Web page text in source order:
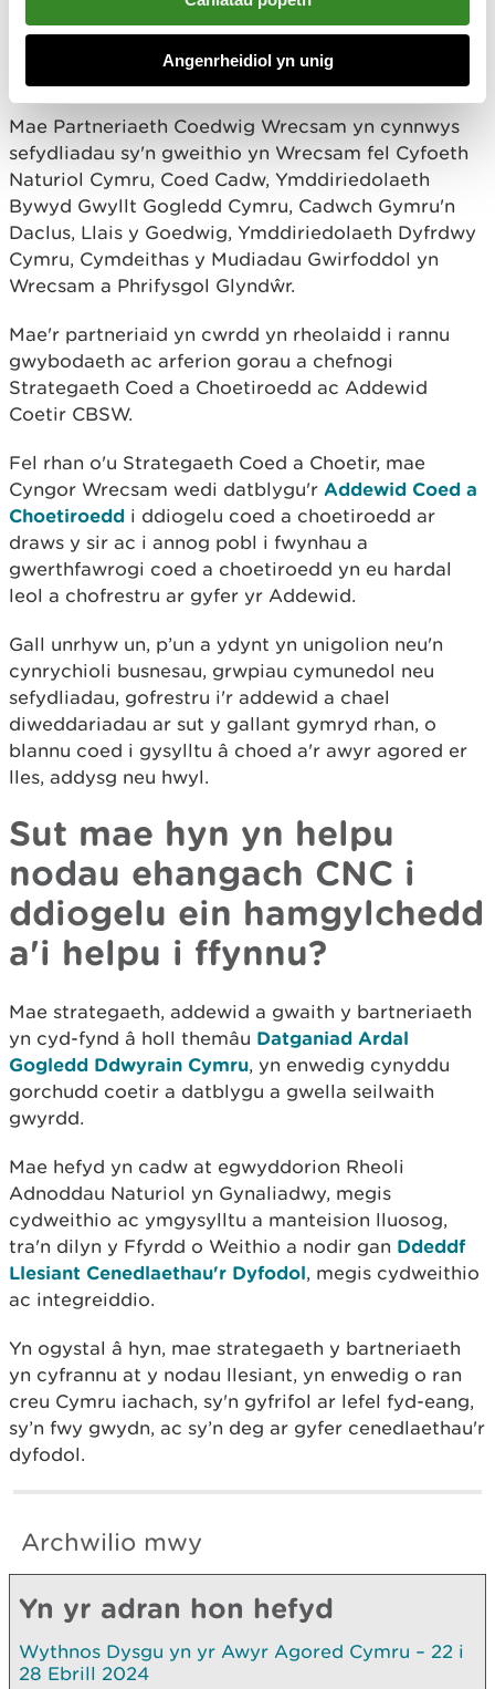
Angenrheidiol yn unig
Wrecsam, gyda chefnogaeth Cronfa Coed Brys
Coed Cadw, a ddyfarnwyd i Gyngor Bwrdeistref
Sirol Wrecsam (CBSW).
Mae Partneriaeth Coedwig Wrecsam yn cynnwys
sefydliadau sy'n gweithio yn Wrecsam fel Cyfoeth
Naturiol Cymru, Coed Cadw, Ymddiriedolaeth
Bywyd Gwyllt Gogledd Cymru, Cadwch Gymru'n
Daclus, Llais y Goedwig, Ymddiriedolaeth Dyfrdwy
Cymru, Cymdeithas y Mudiadau Gwirfoddol yn
Wrecsam a Phrifysgol Glyndŵr.
Mae'r partneriaid yn cwrdd yn rheolaidd i rannu
gwybodaeth ac arferion gorau a chefnogi
Strategaeth Coed a Choetiroedd ac Addewid
Coetir CBSW.
Fel rhan o'u Strategaeth Coed a Choetir, mae
Cyngor Wrecsam wedi datblygu'r Addewid Coed a
Choetiroedd i ddiogelu coed a choetiroedd ar
draws y sir ac i annog pobl i fwynhau a
gwerthfawrogi coed a choetiroedd yn eu hardal
leol a chofrestru ar gyfer yr Addewid.
Gall unrhyw un, p’un a ydynt yn unigolion neu'n
cynrychioli busnesau, grwpiau cymunedol neu
sefydliadau, gofrestru i'r addewid a chael
diweddariadau ar sut y gallant gymryd rhan, o
blannu coed i gysylltu â choed a'r awyr agored er
lles, addysg neu hwyl.
Sut mae hyn yn helpu
nodau ehangach CNC i
ddiogelu ein hamgylchedd
a'i helpu i ffynnu?
Mae strategaeth, addewid a gwaith y bartneriaeth
yn cyd-fynd â holl themâu Datganiad Ardal
Gogledd Ddwyrain Cymru, yn enwedig cynyddu
gorchudd coetir a datblygu a gwella seilwaith
gwyrdd.
Mae hefyd yn cadw at egwyddorion Rheoli
Adnoddau Naturiol yn Gynaliadwy, megis
cydweithio ac ymgysylltu a manteision lluosog,
tra'n dilyn y Ffyrdd o Weithio a nodir gan Ddeddf
Llesiant Cenedlaethau'r Dyfodol, megis cydweithio
ac integreiddio.
Yn ogystal â hyn, mae strategaeth y bartneriaeth
yn cyfrannu at y nodau llesiant, yn enwedig o ran
creu Cymru iachach, sy'n gyfrifol ar lefel fyd-eang,
sy’n fwy gwydn, ac sy’n deg ar gyfer cenedlaethau'r
dyfodol.
Archwilio mwy
Yn yr adran hon hefyd
Wythnos Dysgu yn yr Awyr Agored Cymru – 22 i
28 Ebrill 2024